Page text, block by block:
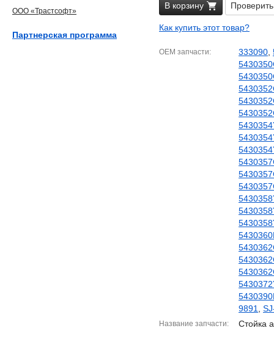
В корзину
Как купить этот товар?
OEM запчасти 333090
9891
Название запчасти Стойка
ООО «Трастсофт»
Партнерская программа